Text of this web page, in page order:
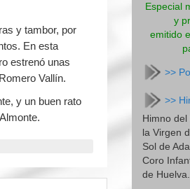
y tambor, por
En esta
estrenó unas
Vallín.
y un buen rato
Especial
y
emitido
>>
>>
Himno
la Virgen
Sol de
Coro
de Huelva.